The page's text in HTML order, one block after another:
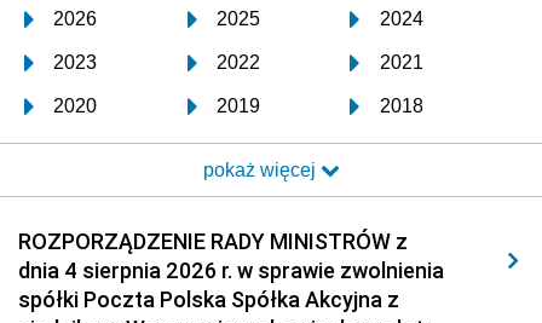
2026 2025 2024
2023 2022 2021
2020 2019 2018
2017 2016 2015
2014 2013 2012
2011 2010 2009
2008 2007 2006
pokaż więcej
ROZPORZĄDZENIE RADY MINISTRÓW z
dnia 4 sierpnia 2026 r. w sprawie zwolnienia
spółki Poczta Polska Spółka Akcyjna z